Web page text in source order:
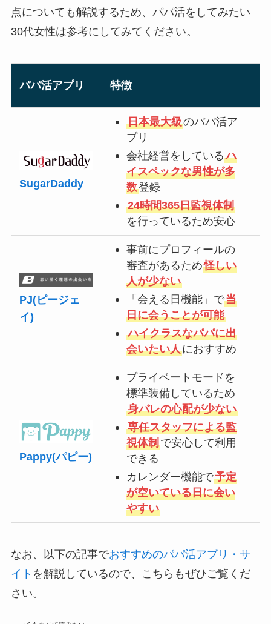
点についても解説するため、パパ活をしてみたい
30代女性は参考にしてみてください。
パパ活アプリ 特徴
SugarDaddy
日本最大級のパパ活ア
プリ
会社経営をしているハ
イスペックな男性が多
数登録
24時間365日監視体制
を行っているため安心
PJ(ピージェ
イ)
事前にプロフィールの
審査があるため怪しい
人が少ない
「会える日機能」で当
日に会うことが可能
ハイクラスなパパに出
会いたい人におすすめ
Pappy(パピー)
プライベートモードを
標準装備しているため
身バレの心配が少ない
専任スタッフによる監
視体制で安心して利用
できる
カレンダー機能で予定
が空いている日に会い
やすい
なお、以下の記事でおすすめのパパ活アプリ・サ
イト を解説しているので、こちらもぜひご覧くだ
さい。